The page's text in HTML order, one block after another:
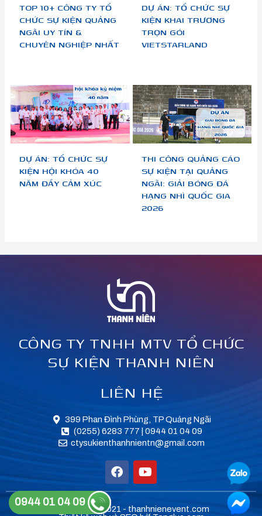
TOP 10+ CÔNG TY TỔ
CHỨC SỰ KIỆN QUẢNG
NGÃI UY TÍN &
CHUYÊN NGHIỆP NHẤT
DỰ ÁN: TỔ CHỨC SỰ
KIỆN KHAI TRƯƠNG
TRỌN GÓI
VIETSTARLAND
DỰ ÁN: TỔ CHỨC SỰ
KIỆN HỘI KHÓA 40
NĂM ĐẦY CẢM XÚC
THI CÔNG QUẢNG CÁO
SỰ KIỆN TẠI QUẢNG
NGÃI: GIẢI BÓNG ĐÁ
HẠNG NHÌ QUỐC GIA
2026
0944 01 04 09
CÔNG TY TNHH MTV TỔ CHỨC
SỰ KIỆN THANH NIÊN
LIÊN HỆ
399 Phan Đình Phùng, TP Quảng Ngãi
(0255) 6283 777 | 0944 01 04 09
ctysukienthanhnientn@gmail.com
F
a
c
b
Y
o
u
u
Copyright © 2021 - thanhnienevent.com